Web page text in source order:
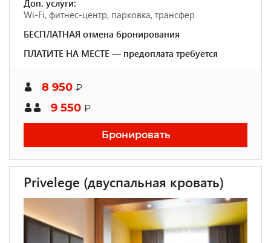
Доп. услуги:
Wi-Fi, фитнес-центр, парковка, трансфер
БЕСПЛАТНАЯ отмена бронирования
ПЛАТИТЕ НА МЕСТЕ — предоплата требуется
8 950 ₽
9 550 ₽
Бронировать
Privelege (двуспальная кровать)